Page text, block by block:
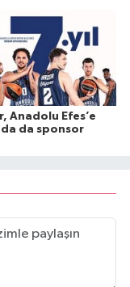
Anadolu Efes’e
da sponsor